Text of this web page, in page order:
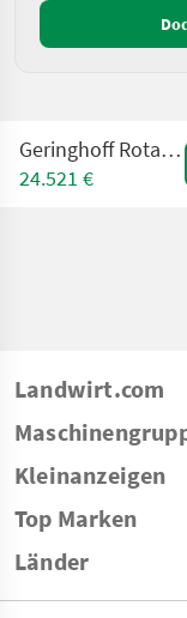
Geringhoff Rota Disc 6 reihig
24.521 €
Landwirt.com
Kleinanzeigen
Top Marken
Länder